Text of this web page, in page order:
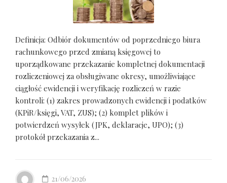
Definicja: Odbiór dokumentów od poprzedniego biura
rachunkowego przed zmianą księgowej to
uporządkowane przekazanie kompletnej dokumentacji
rozliczeniowej za obsługiwane okresy, umożliwiające
ciągłość ewidencji i weryfikację rozliczeń w razie
kontroli: (1) zakres prowadzonych ewidencji i podatków
(KPiR/księgi, VAT, ZUS); (2) komplet plików i
potwierdzeń wysyłek (JPK, deklaracje, UPO); (3)
protokół przekazania z...
21/06/2026